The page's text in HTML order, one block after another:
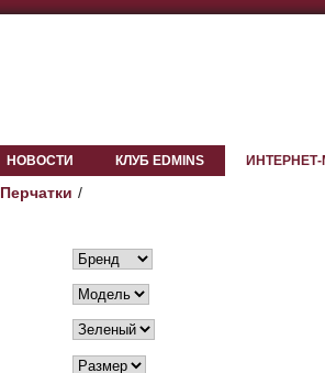
НОВОСТИ КЛУБ EDMINS
Перчатки